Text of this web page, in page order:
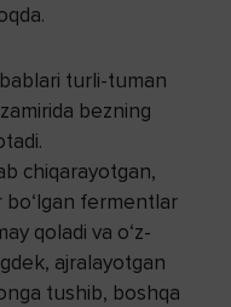
turli-tuman
bezning
chiqarayotgan,
bo‘lgan fermentlar
qoladi va o‘z-
ajralayotgan
tushib, boshqa